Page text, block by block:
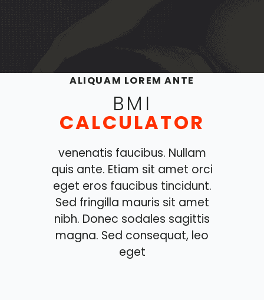
ALIQUAM LOREM ANTE
BMI
CALCULATOR
venenatis faucibus. Nullam
quis ante. Etiam sit amet orci
eget eros faucibus tincidunt.
Sed fringilla mauris sit amet
nibh. Donec sodales sagittis
magna. Sed consequat, leo
eget